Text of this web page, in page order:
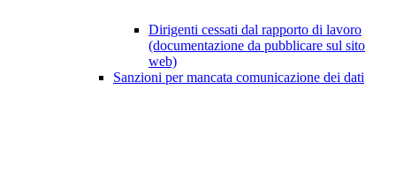
Dirigenti cessati dal rapporto di lavoro
(documentazione da pubblicare sul sito
web)
Sanzioni per mancata comunicazione dei dati